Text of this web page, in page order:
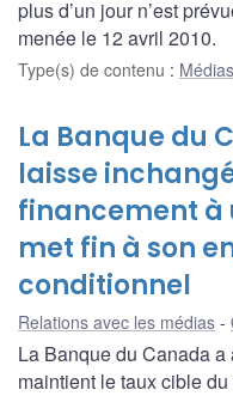
plus d’un jour n’est
menée le 12 avril 2010.
Type(s) de contenu : Médias
La Banque du
laisse
financement à
met fin à son
conditionnel
Relations avec les médias
La Banque du Canada a
maintient le taux cible